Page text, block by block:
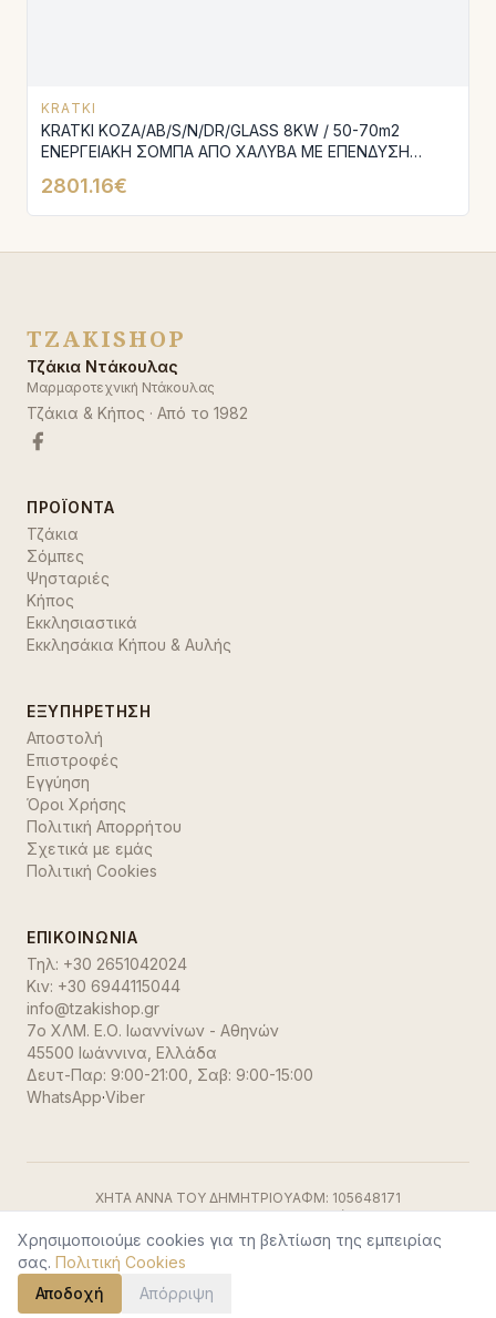
KRATKI
KRATKI KOZA/AB/S/N/DR/GLASS 8KW / 50-70m2
ΕΝΕΡΓΕΙΑΚΗ ΣΟΜΠΑ ΑΠΟ ΧΑΛΥΒΑ ΜΕ ΕΠΕΝΔΥΣΗ
2801.16€
TZAKISHOP
Τζάκια Ντάκουλας
Μαρμαροτεχνική Ντάκουλας
Τζάκια & Κήπος · Από το 1982
ΠΡΟΪΌΝΤΑ
Τζάκια
Σόμπες
Ψησταριές
Κήπος
Εκκλησιαστικά
Εκκλησάκια Κήπου & Αυλής
ΕΞΥΠΗΡΈΤΗΣΗ
Αποστολή
Επιστροφές
Εγγύηση
Όροι Χρήσης
Πολιτική Απορρήτου
Σχετικά με εμάς
Πολιτική Cookies
ΕΠΙΚΟΙΝΩΝΊΑ
Τηλ: +30 2651042024
Κιν: +30 6944115044
info@tzakishop.gr
7ο ΧΛΜ. Ε.Ο. Ιωαννίνων - Αθηνών
45500 Ιωάννινα Ελλάδα
Δευτ-Παρ: 9:00-21:00, Σαβ: 9:00-15:00
WhatsApp·Viber
ΧΗΤΑ ΑΝΝΑ ΤΟΥ ΔΗΜΗΤΡΙΟΥΑΦΜ: 105648171
ΓΕΜΗ:191500729000ΔΟΥ:Ιωαννίνων
Visa· Mastercard·Stripe
©2026TzakiShop. Όλα τα δικαιώματα διατηρούνται.
Χρησιμοποιούμε cookies για τη βελτίωση της εμπειρίας
σας. Πολιτική Cookies
Αποδοχή
Απόρριψη